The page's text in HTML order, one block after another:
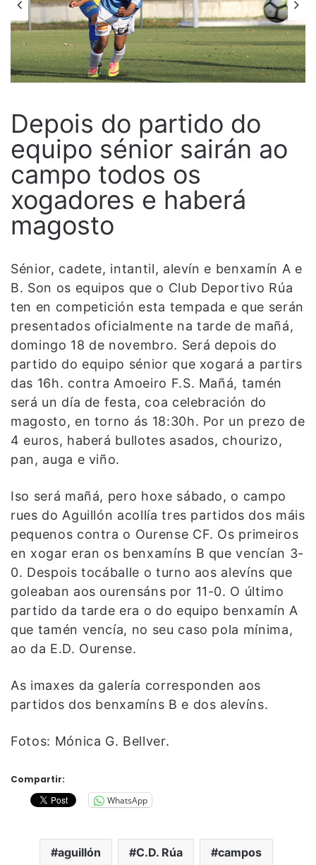
Depois do partido do
equipo sénior sairán ao
campo todos os
xogadores e haberá
magosto
Sénior, cadete, intantil, alevín e benxamín A e
B. Son os equipos que o Club Deportivo Rúa
ten en competición esta tempada e que serán
presentados oficialmente na tarde de mañá,
domingo 18 de novembro. Será depois do
partido do equipo sénior que xogará a partirs
das 16h. contra Amoeiro F.S. Mañá, tamén
será un día de festa, coa celebración do
magosto, en torno ás 18:30h. Por un prezo de
4 euros, haberá bullotes asados, chourizo,
pan, auga e viño.
Iso será mañá, pero hoxe sábado, o campo
rues do Aguillón acollía tres partidos dos máis
pequenos contra o Ourense CF. Os primeiros
en xogar eran os benxamíns B que vencían 3-
0. Despois tocáballe o turno aos alevíns que
goleaban aos ourensáns por 11-0. O último
partido da tarde era o do equipo benxamín A
que tamén vencía, no seu caso pola mínima,
ao da E.D. Ourense.
As imaxes da galería corresponden aos
partidos dos benxamíns B e dos alevíns.
Fotos: Mónica G. Bellver.
Compartir:
WhatsApp
aguillón C.D. Rúa campos